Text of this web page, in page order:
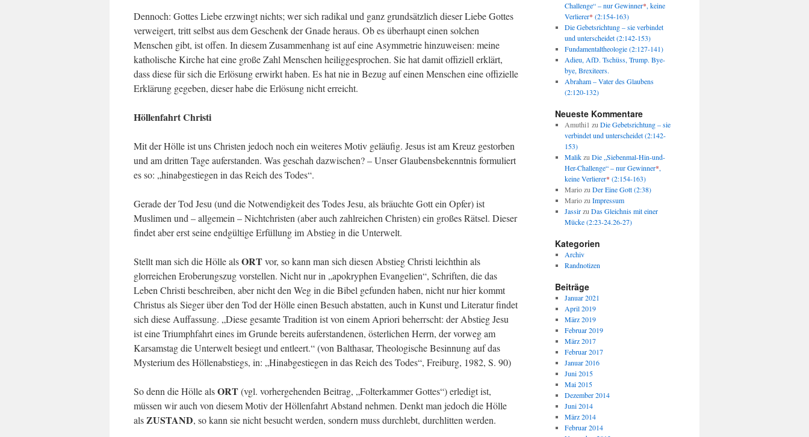
Dennoch: Gottes Liebe erzwingt nichts; wer sich radikal und ganz grundsätzlich dieser Liebe Gottes
verweigert, tritt selbst aus dem Geschenk der Gnade heraus. Ob es überhaupt einen solchen
Menschen gibt, ist offen. In diesem Zusammenhang ist auf eine Asymmetrie hinzuweisen: meine
katholische Kirche hat eine große Zahl Menschen heiliggesprochen. Sie hat damit offiziell erklärt,
dass diese für sich die Erlösung erwirkt haben. Es hat nie in Bezug auf einen Menschen eine offizielle
Erklärung gegeben, dieser habe die Erlösung nicht erreicht.
Höllenfahrt Christi
Mit der Hölle ist uns Christen jedoch noch ein weiteres Motiv geläufig. Jesus ist am Kreuz gestorben
und am dritten Tage auferstanden. Was geschah dazwischen? – Unser Glaubensbekenntnis formuliert
es so: „hinabgestiegen in das Reich des Todes“.
Gerade der Tod Jesu (und die Notwendigkeit des Todes Jesu, als bräuchte Gott ein Opfer) ist
Muslimen und – allgemein – Nichtchristen (aber auch zahlreichen Christen) ein großes Rätsel. Dieser
findet aber erst seine endgültige Erfüllung im Abstieg in die Unterwelt.
Stellt man sich die Hölle alsORTvor, so kann man sich diesen Abstieg Christi leichthin als
glorreichen Eroberungszug vorstellen. Nicht nur in „apokryphen Evangelien“, Schriften, die das
Leben Christi beschreiben, aber nicht den Weg in die Bibel gefunden haben, nicht nur hier kommt
Christus als Sieger über den Tod der Hölle einen Besuch abstatten, auch in Kunst und Literatur findet
sich diese Auffassung. „Diese gesamte Tradition ist von einem Apriori beherrscht: der Abstieg Jesu
ist eine Triumphfahrt eines im Grunde bereits auferstandenen, österlichen Herrn, der vorweg am
Karsamstag die Unterwelt besiegt und entleert.“ (von Balthasar, Theologische Besinnung auf das
Mysterium des Höllenabstiegs, in: „Hinabgestiegen in das Reich des Todes“, Freiburg, 1982, S. 90)
So denn die Hölle alsORT(vgl. vorhergehenden Beitrag, „Folterkammer Gottes“) erledigt ist,
müssen wir auch von diesem Motiv der Höllenfahrt Abstand nehmen. Denkt man jedoch die Hölle
alsZUSTAND, so kann sie nicht besucht werden, sondern muss durchlebt, durchlitten werden.
Challenge“ – nur Gewinner*, keine
Verlierer* (2:154-163)
Die Gebetsrichtung – sie verbindet
und unterscheidet (2:142-153)
Fundamentaltheologie (2:127-141)
Adieu, AfD. Tschüss, Trump. Bye-
bye, Brexiteers.
Abraham – Vater des Glaubens
(2:120-132)
Neueste Kommentare
Amuthi1 zu Die Gebetsrichtung – sie
verbindet und unterscheidet (2:142-
153)
Malikzu Die „Siebenmal-Hin-und-
Her-Challenge“ – nur Gewinner*,
keine Verlierer* (2:154-163)
Mariozu Der Eine Gott (2:38)
Mariozu Impressum
Jassirzu Das Gleichnis mit einer
Mücke (2:23-24.26-27)
Kategorien
Archiv
Randnotizen
Beiträge
Januar 2021
April 2019
März 2019
Februar 2019
März 2017
Februar 2017
Januar 2016
Juni 2015
Mai 2015
Dezember 2014
Juni 2014
März 2014
Februar 2014